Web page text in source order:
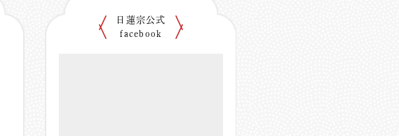
日蓮宗公式
facebook